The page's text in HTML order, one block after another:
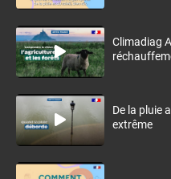
Climadiag
De la pluie
extrême